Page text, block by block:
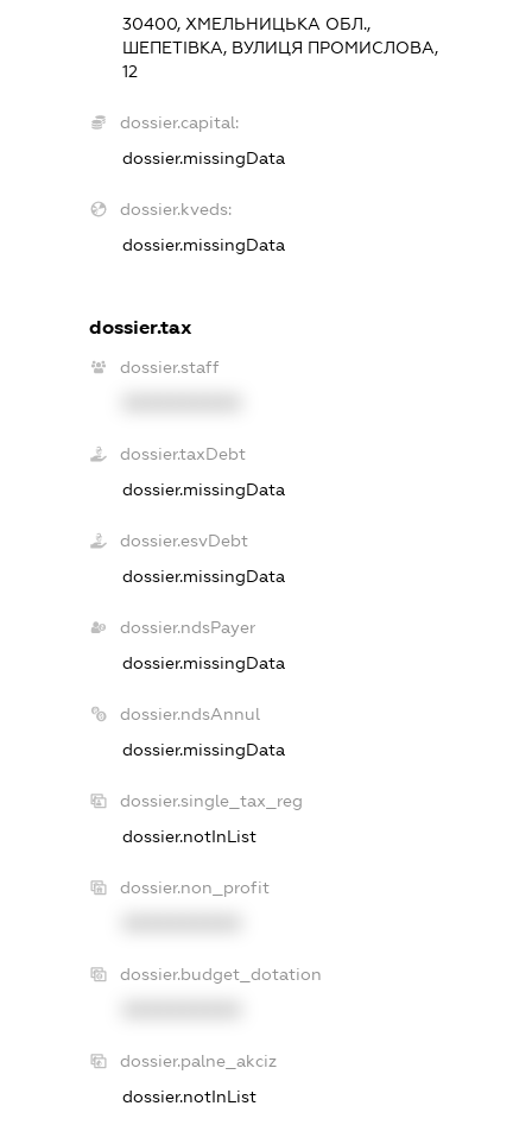
30400, ХМЕЛЬНИЦЬКА ОБЛ.,
ШЕПЕТІВКА, ВУЛИЦЯ ПРОМИСЛОВА,
12
dossier.capital:
dossier.missingData
dossier.kveds:
dossier.missingData
dossier.tax
dossier.staff
dossier.taxDebt
dossier.missingData
dossier.esvDebt
dossier.missingData
dossier.ndsPayer
dossier.missingData
dossier.ndsAnnul
dossier.missingData
dossier.single_tax_reg
dossier.notInList
dossier.non_profit
dossier.budget_dotation
dossier.palne_akciz
dossier.notInList